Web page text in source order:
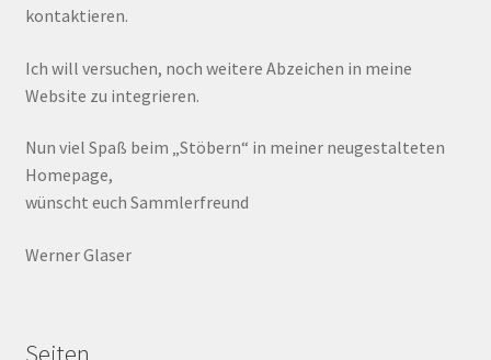
kontaktieren.
Ich will versuchen, noch weitere Abzeichen in meine
Website zu integrieren.
Nun viel Spaß beim „Stöbern“ in meiner neugestalteten
Homepage,
wünscht euch Sammlerfreund
Werner Glaser
Seiten